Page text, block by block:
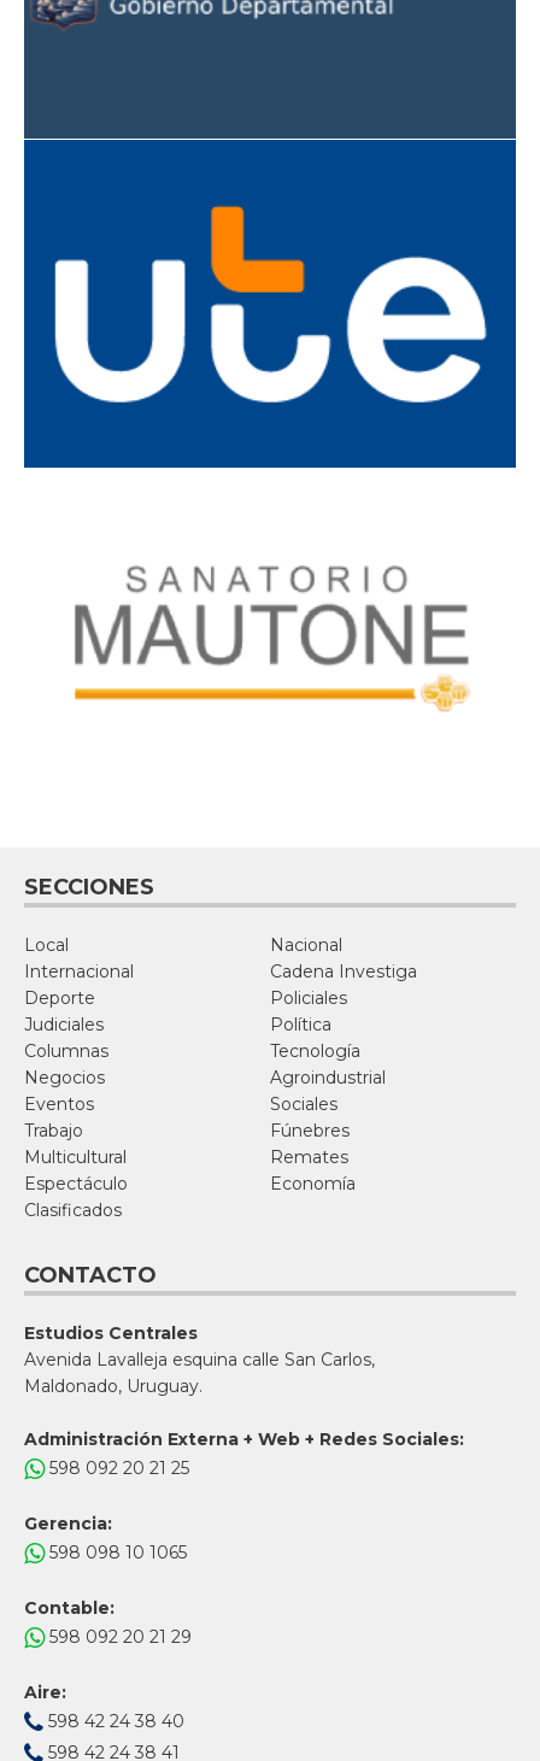
SECCIONES
Local
Nacional
Internacional
Cadena Investiga
Deporte
Policiales
Judiciales
Política
Columnas
Tecnología
Negocios
Agroindustrial
Eventos
Sociales
Trabajo
Fúnebres
Multicultural
Remates
Espectáculo
Economía
Clasificados
CONTACTO
Estudios Centrales
Avenida Lavalleja esquina calle San Carlos,
Maldonado, Uruguay.
Administración Externa + Web + Redes Sociales:
598 092 20 21 25
Gerencia:
598 098 10 1065
Contable:
598 092 20 21 29
Aire:
598 42 24 38 40
598 42 24 38 41